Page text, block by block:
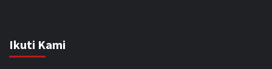
Ikuti Kami